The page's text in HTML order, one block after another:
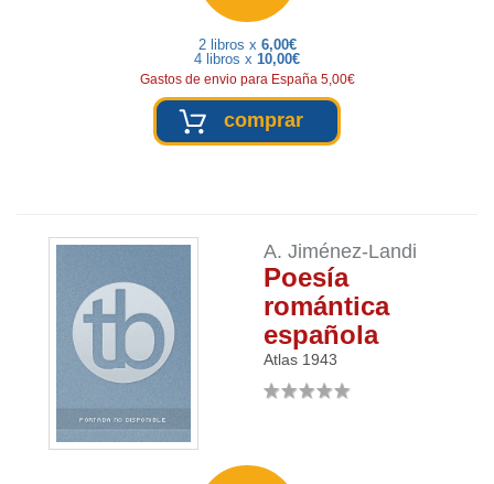
2 libros x 6,00€
4 libros x 10,00€
Gastos de envio para España 5,00€
comprar
A. Jiménez-Landi
Poesía
romántica
española
Atlas 1943